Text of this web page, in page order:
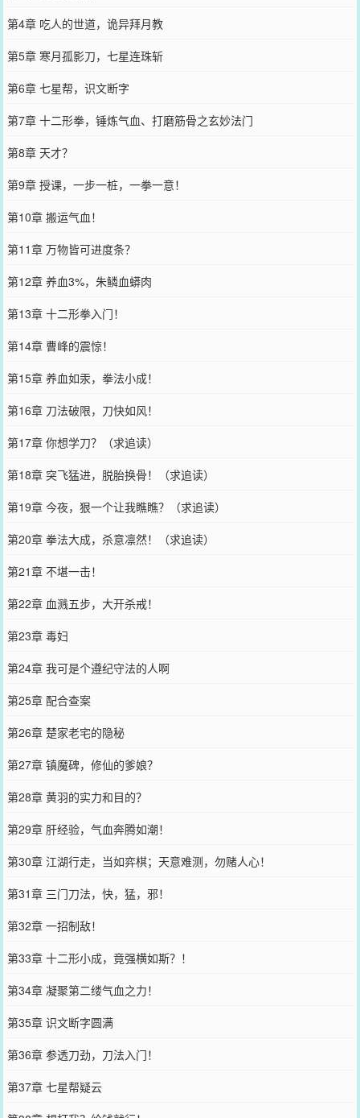
第4章 吃人的世道，诡异拜月教
第5章 寒月孤影刀，七星连珠斩
第6章 七星帮，识文断字
第7章 十二形拳，锤炼气血、打磨筋骨之玄妙法门
第8章 天才？
第9章 授课，一步一桩，一拳一意！
第10章 搬运气血！
第11章 万物皆可进度条？
第12章 养血3%，朱鳞血蟒肉
第13章 十二形拳入门！
第14章 曹峰的震惊！
第15章 养血如汞，拳法小成！
第16章 刀法破限，刀快如风！
第17章 你想学刀？（求追读）
第18章 突飞猛进，脱胎换骨！（求追读）
第19章 今夜，狠一个让我瞧瞧？（求追读）
第20章 拳法大成，杀意凛然！（求追读）
第21章 不堪一击！
第22章 血溅五步，大开杀戒！
第23章 毒妇
第24章 我可是个遵纪守法的人啊
第25章 配合查案
第26章 楚家老宅的隐秘
第27章 镇魔碑，修仙的爹娘？
第28章 黄羽的实力和目的？
第29章 肝经验，气血奔腾如潮！
第30章 江湖行走，当如弈棋；天意难测，勿赌人心！
第31章 三门刀法，快，猛，邪！
第32章 一招制敌！
第33章 十二形小成，竟强横如斯？！
第34章 凝聚第二缕气血之力！
第35章 识文断字圆满
第36章 参透刀劲，刀法入门！
第37章 七星帮疑云